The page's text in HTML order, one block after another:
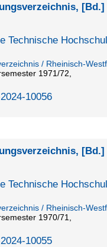
Technische
/ Rheinisch-
1971/72,
10056
Technische
/ Rheinisch-
1970/71,
10055